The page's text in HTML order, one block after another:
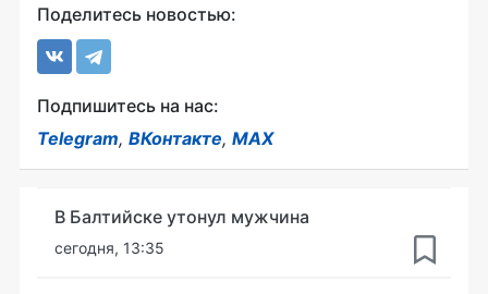
Поделитесь новостью:
Подпишитесь на нас:
Telegram, ВКонтакте, MAX
В Балтийске утонул мужчина
сегодня, 13:35